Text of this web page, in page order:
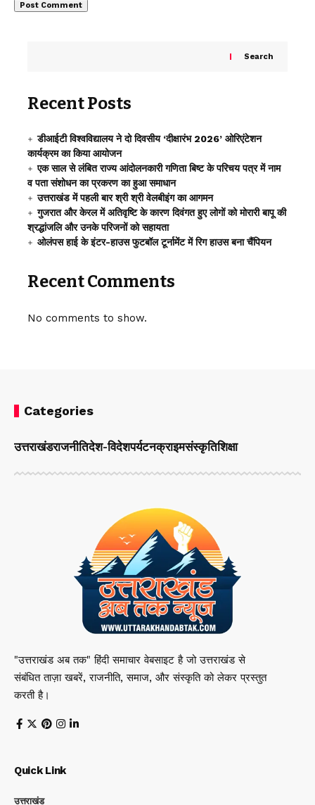
Search
Recent Posts
डीआईटी विश्वविद्यालय ने दो दिवसीय ‘दीक्षारंभ 2026’ ओरिएंटेशन
कार्यक्रम का किया आयोजन
एक साल से लंबित राज्य आंदोलनकारी गणिता बिष्ट के परिचय पत्र में नाम
व पता संशोधन का प्रकरण का हुआ समाधान
उत्तराखंड में पहली बार श्री श्री वेलबीइंग का आगमन
गुजरात और केरल में अतिवृष्टि के कारण दिवंगत हुए लोगों को मोरारी बापू की
श्रद्धांजलि और उनके परिजनों को सहायता
ओलंपस हाई के इंटर-हाउस फुटबॉल टूर्नामेंट में रिग हाउस बना चैंपियन
Recent Comments
No comments to show.
Categories
उत्तराखंडराजनीतिदेश-विदेशपर्यटनक्राइमसंस्कृतिशिक्षा
"उत्तराखंड अब तक" हिंदी समाचार वेबसाइट है जो उत्तराखंड से
संबंधित ताज़ा खबरें, राजनीति, समाज, और संस्कृति को लेकर प्रस्तुत
करती है।
Quick Link
उत्तराखंड